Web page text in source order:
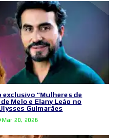
“Mulheres de
Melo e Elany Leão no
Guimarães
Mar 20, 2026